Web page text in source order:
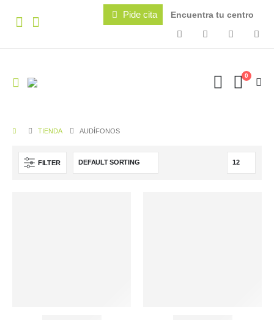
Pide cita Encuentra tu centro
0
TIENDA AUDÍFONOS
FILTER